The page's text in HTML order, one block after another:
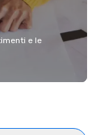
e le